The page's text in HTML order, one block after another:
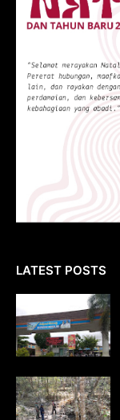
LATEST POSTS